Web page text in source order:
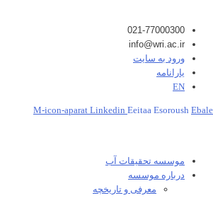
021-77000300
info@wri.ac.ir
ورود به سایت
یارانامه
EN
M-icon-aparat Linkedin Eeitaa Esoroush Ebale
موسسه تحقیقات آب
درباره موسسه
معرفی و تاریخچه